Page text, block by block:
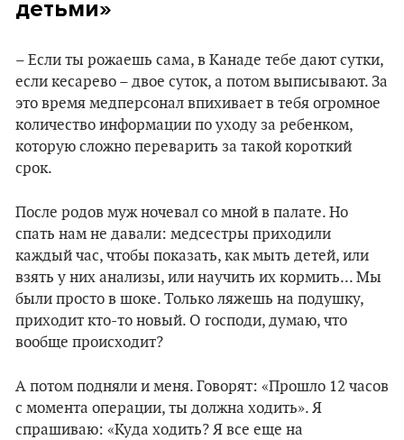
детьми»
– Если ты рожаешь сама, в Канаде тебе дают сутки,
если кесарево – двое суток, а потом выписывают. За
это время медперсонал впихивает в тебя огромное
количество информации по уходу за ребенком,
которую сложно переварить за такой короткий
срок.
После родов муж ночевал со мной в палате. Но
спать нам не давали: медсестры приходили
каждый час, чтобы показать, как мыть детей, или
взять у них анализы, или научить их кормить... Мы
были просто в шоке. Только ляжешь на подушку,
приходит кто-то новый. О господи, думаю, что
вообще происходит?
А потом подняли и меня. Говорят: «Прошло 12 часов
с момента операции, ты должна ходить». Я
спрашиваю: «Куда ходить? Я все еще на